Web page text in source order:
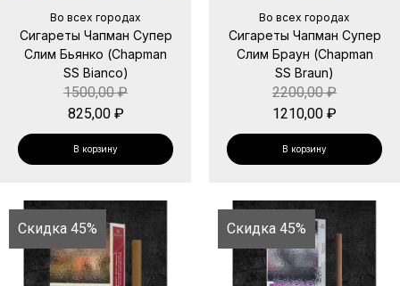
Во всех городах
Сигареты Чапман Супер
Слим Бьянко (Chapman
SS Bianco)
1500,00₽
825,00 ₽
В корзину
Во всех городах
Сигареты Чапман Супер
Слим Браун (Chapman
SS Braun)
2200,00₽
1210,00 ₽
В корзину
Скидка 45% Скидка 45%